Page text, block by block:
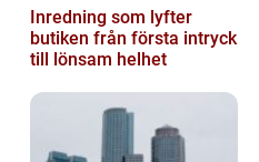
Inredning som lyfter
butiken från första intryck
till lönsam helhet